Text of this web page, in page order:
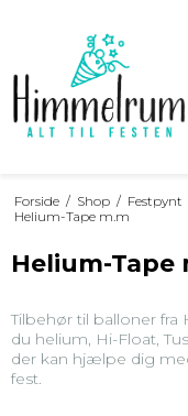
Forside / Shop / Festpynt
Helium-Tape m.m
Helium-Tape
Tilbehør til balloner
du helium, Hi-Float,
der kan hjælpe dig
fest.